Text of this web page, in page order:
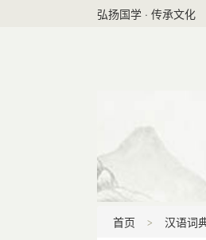
弘扬国学 · 传承文化
首页 汉语词